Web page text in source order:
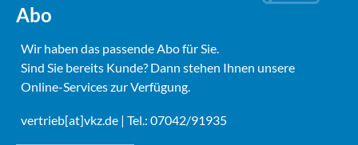
Abo
Wir haben das passende Abo für Sie.
Sind Sie bereits Kunde? Dann stehen Ihnen unsere
Online-Services zur Verfügung.
vertrieb[at]vkz.de | Tel.: 07042/91935